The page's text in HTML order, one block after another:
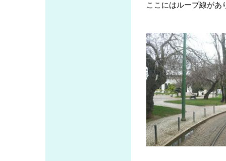
ここにはループ線があ